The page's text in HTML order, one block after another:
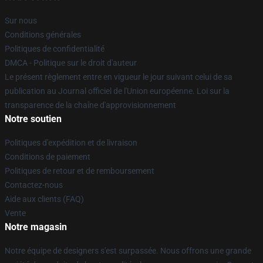
Sur nous
Conditions générales
Politiques de confidentialité
DMCA - Politique sur le droit d'auteur
Le présent règlement entre en vigueur le jour suivant celui de sa
publication au Journal officiel de l'Union européenne. Loi sur la
transparence de la chaîne d'approvisionnement
Notre soutien
Politiques d'expédition et de livraison
Conditions de paiement
Politiques de retour et de remboursement
Contactez-nous
Aide aux clients (FAQ)
Vente
Notre magasin
Notre équipe de designers s'est surpassée. Nous offrons une grande